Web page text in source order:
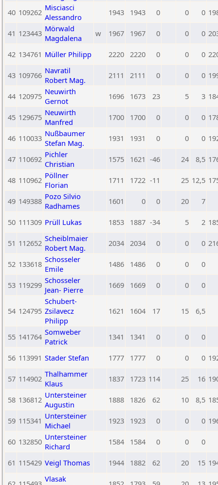
40 109262 Misciasci
Alessandro
1943 1943 0 0 0
41 123443 Mörwald
Magdalena
w 1967 1967 0 0 0
42 134761 Müller Philipp 2220 2220 0 0 0
43 109766 Navratil
Robert Mag.
2111 2111 0 0 0
44 120975 Neuwirth
Gernot
1696 1673 23 5 3
45 129675 Neuwirth
Manfred
1700 1700 0 0 0
46 110033 Nußbaumer
Stefan Mag.
1931 1931 0 0 0
47 110692 Pichler
Christian
1575 1621 -46 24 8,5
48 110962 Pöllner
Florian
1711 1722 -11 25 12,5
49 149388 Pozo Silvio
Radhames
1601 0 0 20 7
50 111309 Prüll Lukas 1853 1887 -34 5 2
51 112652 Scheiblmaier
Robert Mag.
2034 2034 0 0 0
52 133618 Schosseler
Emile
1486 1486 0 0 0
53 119299 Schosseler
Jean- Pierre
1669 1669 0 0 0
54 124795
Schubert-
Zsilavecz
Philipp
1621 1604 17 15 6,5
55 141764 Somweber
Patrick
1341 1341 0 0 0
56 113991 Stader Stefan 1777 1777 0 0 0
57 114902 Thalhammer
Klaus
1837 1723 114 25 16
58 136812 Untersteiner
Augustin
1888 1826 62 10 8,5
59 115341 Untersteiner
Michael
1923 1923 0 0 0
60 132850 Untersteiner
Richard
1584 1584 0 0 0
61 115429 Veigl Thomas 1944 1882 62 20 15
Vlasak